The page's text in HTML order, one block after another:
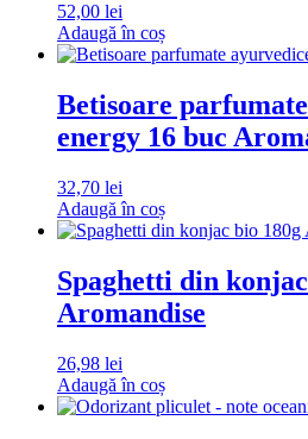
52,00 lei
Adaugă în coș
Betisoare
energy 16 buc
32,70 lei
Adaugă în coș
Spaghetti din
Aromandise
26,98 lei
Adaugă în coș